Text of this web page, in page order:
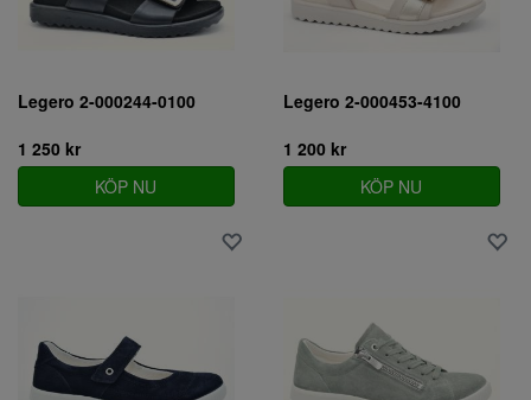
Legero 2-000244-0100
1 250 kr
KÖP NU
Legero 2-000453-4100
1 200 kr
KÖP NU